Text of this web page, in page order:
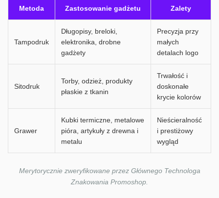
Metoda Zastosowanie gadżetu Zalety
Tampodruk
Długopisy, breloki,
elektronika, drobne
gadżety
Precyzja przy
małych
detalach logo
Sitodruk
Torby, odzież, produkty
płaskie z tkanin
Trwałość i
doskonałe
krycie kolorów
Grawer
Kubki termiczne, metalowe
pióra, artykuły z drewna i
metalu
Nieścieralność
i prestiżowy
wygląd
Merytorycznie zweryfikowane przez Głównego Technologa
Znakowania Promoshop.